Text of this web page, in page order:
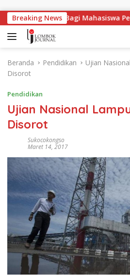
Breaking News
Kerja Bagi Mahasiswa
Beranda Pendidikan
Ujian
Disorot
Pendidikan
Ujian Nasional
Disorot
Sukocokongso
Maret 14, 2017